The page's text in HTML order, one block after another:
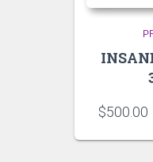
$500.00